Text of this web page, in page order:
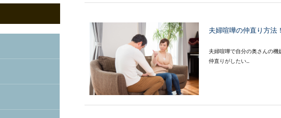
夫婦喧嘩の仲直り方法
夫婦喧嘩で自分の奥さんの機
仲直りがしたい...